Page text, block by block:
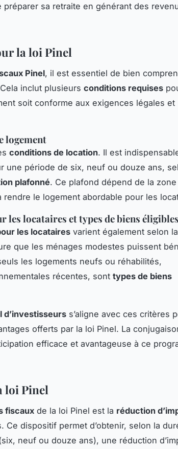
sa retraite en générant des
la loi Pinel
Pinel, il est essentiel de bien
inclut plusieurs conditions requises
soit conforme aux exigences légales et
logement
conditions de location. Il est
une période de six, neuf ou douze ans,
plafonné. Ce plafond dépend de la zone
le logement abordable pour les
les locataires et types de biens éligibles
les locataires varient également selon la
que les ménages modestes puissent
les logements neufs ou réhabilités,
récentes, sont types de biens
d’investisseurs s’aligne avec ces critères
offerts par la loi Pinel. La
efficace et avantageuse à ce
loi Pinel
fiscaux de la loi Pinel est la réduction
Ce dispositif permet d’obtenir, selon la
neuf ou douze ans), une réduction